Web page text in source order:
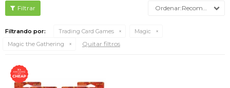
Recomendados
Filtrando por: Trading Card Games
Magic
Magic the Gathering
Quitar filtros